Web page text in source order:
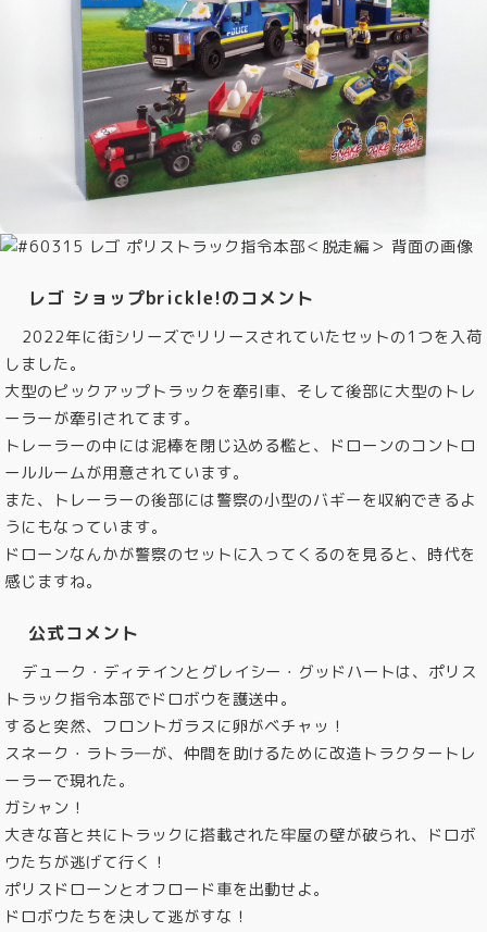
レゴ ショップbrickle!のコメント
2022年に街シリーズでリリースされていたセットの1つを入荷
しました。
大型のピックアップトラックを牽引車、そして後部に大型のトレ
ーラーが牽引されてます。
トレーラーの中には泥棒を閉じ込める檻と、ドローンのコントロ
ールルームが用意されています。
また、トレーラーの後部には警察の小型のバギーを収納できるよ
うにもなっています。
ドローンなんかが警察のセットに入ってくるのを見ると、時代を
感じますね。
公式コメント
デューク・ディテインとグレイシー・グッドハートは、ポリス
トラック指令本部でドロボウを護送中。
すると突然、フロントガラスに卵がベチャッ！
スネーク・ラトラ―が、仲間を助けるために改造トラクタートレ
ーラーで現れた。
ガシャン！
大きな音と共にトラックに搭載された牢屋の壁が破られ、ドロボ
ウたちが逃げて行く！
ポリスドローンとオフロード車を出動せよ。
ドロボウたちを決して逃がすな！